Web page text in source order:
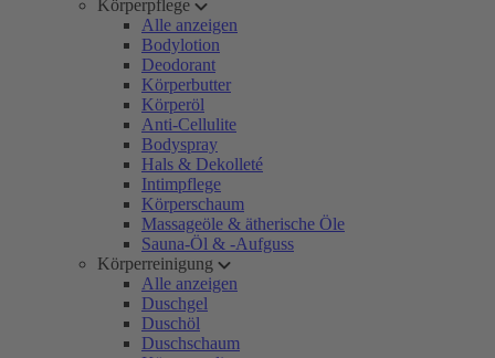
Körperpflege
Alle anzeigen
Bodylotion
Deodorant
Körperbutter
Körperöl
Anti-Cellulite
Bodyspray
Hals & Dekolleté
Intimpflege
Körperschaum
Massageöle & ätherische Öle
Sauna-Öl & -Aufguss
Körperreinigung
Alle anzeigen
Duschgel
Duschöl
Duschschaum